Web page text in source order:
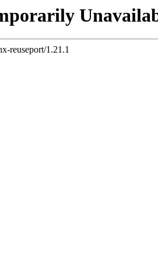
reuseport/1.21.1